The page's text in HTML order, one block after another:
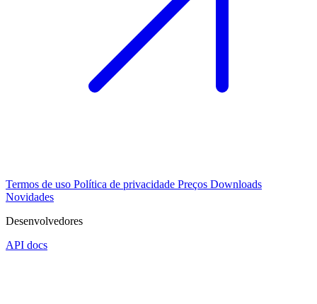
Termos de uso Política de privacidade Preços Downloads
Novidades
Desenvolvedores
API docs